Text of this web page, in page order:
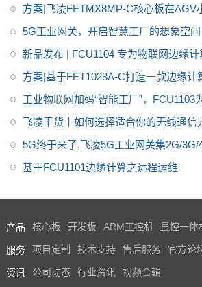
方案|飞凌FETMX8MP-C核心板在AGV
5G工业网关，开启智慧工厂的想象空间
新品发布 | FCU1104 专为物联网边缘
方案|基于FET1028A-C打造一款边缘计
工业物联网加码“智能工厂”，FCU1103
飞凌干货丨如何选择适合你的无线通信
5G终于来了,飞凌5G工业网关集2G/3G/
301震撼上市
基于FCU1101边缘计算之远程运维
产品 核心板 开发板 ARM工控机 显控一体
服务 项目定制 技术支持 售后服务 官方论
资讯 公司动态 行业资讯 视频合辑